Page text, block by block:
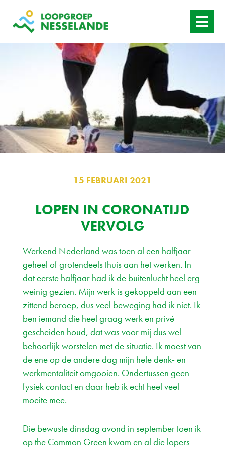
WANNEER
AANBOD
ACTUEEL
CONTACT
15 FEBRUARI 2021
LOPEN IN CORONATIJD
VERVOLG
Werkend Nederland was toen al een halfjaar
geheel of grotendeels thuis aan het werken. In
dat eerste halfjaar had ik de buitenlucht heel erg
weinig gezien. Mijn werk is gekoppeld aan een
zittend beroep, dus veel beweging had ik niet. Ik
ben iemand die heel graag werk en privé
gescheiden houd, dat was voor mij dus wel
behoorlijk worstelen met de situatie. Ik moest van
de ene op de andere dag mijn hele denk- en
werkmentaliteit omgooien. Ondertussen geen
fysiek contact en daar heb ik echt heel veel
moeite mee.
Die bewuste dinsdag avond in september toen ik
op the Common Green kwam en al die lopers